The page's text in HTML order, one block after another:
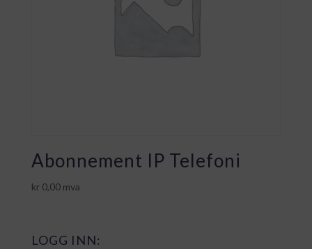
Abonnement IP Telefoni
kr0,00 mva
LOGG INN: